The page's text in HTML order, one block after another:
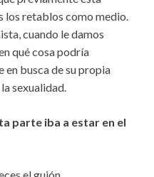
los retablos como medio.
cuando le damos
qué cosa podría
en busca de su propia
sexualidad.
parte iba a estar en el